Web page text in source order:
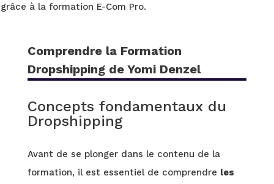
à la formation E-Com Pro.
Comprendre la Formation
Dropshipping de Yomi Denzel
Concepts fondamentaux du
Dropshipping
Avant de se plonger dans le contenu de la
formation, il est essentiel de comprendre les